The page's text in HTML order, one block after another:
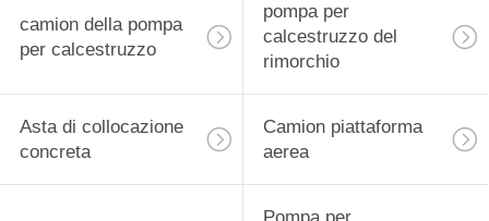
camion della pompa
per calcestruzzo
pompa per
calcestruzzo del
rimorchio
Asta di collocazione
concreta
Camion piattaforma
aerea